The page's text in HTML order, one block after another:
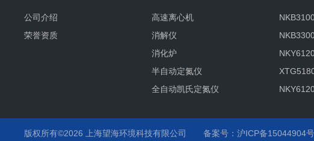
公司介绍
荣誉资质
高速离心机
消解仪
消化炉
半自动定氮仪
全自动凯氏定氮仪
版权所有©2026 上海望海环境科技有限公司 备案号：沪ICP备15044904